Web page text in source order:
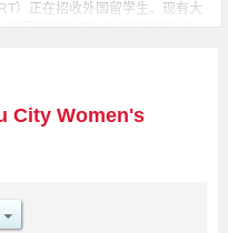
）正在招收外国留学生。现有大
专门学校的招生信息正登载于此
of Health and Nutrition 学
学部等各学部的不同信息。招收
联系方式等外国留学生必要的信
City Women's